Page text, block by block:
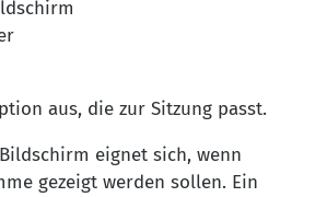
aus, die zur Sitzung passt.
eignet sich, wenn
gezeigt werden sollen. Ein